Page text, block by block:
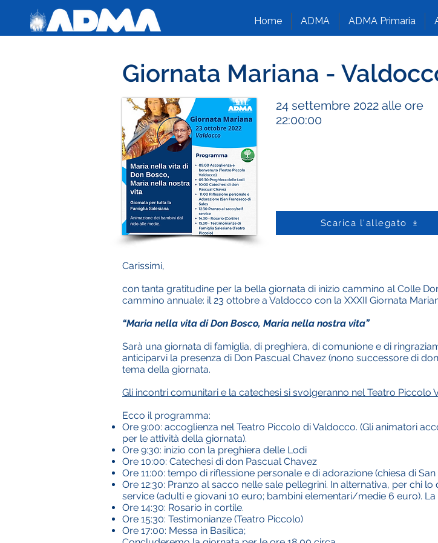
Home ADMA ADMA Primaria
Giornata Mariana -
24 settembre 2022 alle ore
22:00:00
Scarica l'allegato
Carissimi,
con tanta gratitudine per la bella giornata di inizio cammino al Colle
cammino annuale: il 23 ottobre a Valdocco con la XXXII Giornata
“Maria nella vita di Don Bosco, Maria nella nostra vita”
Sarà una giornata di famiglia, di preghiera, di comunione e di
anticiparvi la presenza di Don Pascual Chavez (nono successore di
tema della giornata.
Gli incontri comunitari e la catechesi si svolgeranno nel Teatro Piccolo
Ecco il programma:
Ore 9:00: accoglienza nel Teatro Piccolo di Valdocco. (Gli animatori
per le attività della giornata).
Ore 9:30: inizio con la preghiera delle Lodi
Ore 10:00: Catechesi di don Pascual Chavez
Ore 11:00: tempo di riflessione personale e di adorazione (chiesa di
Ore 12:30: Pranzo al sacco nelle sale pellegrini. In alternativa, per chi
service (adulti e giovani 10 euro; bambini elementari/medie 6 euro).
Ore 14:30: Rosario in cortile.
Ore 15:30: Testimonianze (Teatro Piccolo)
Ore 17:00: Messa in Basilica;